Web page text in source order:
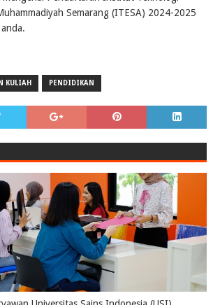
Semarang (ITESA) 2024-2025
KULIAH PENDIDIKAN